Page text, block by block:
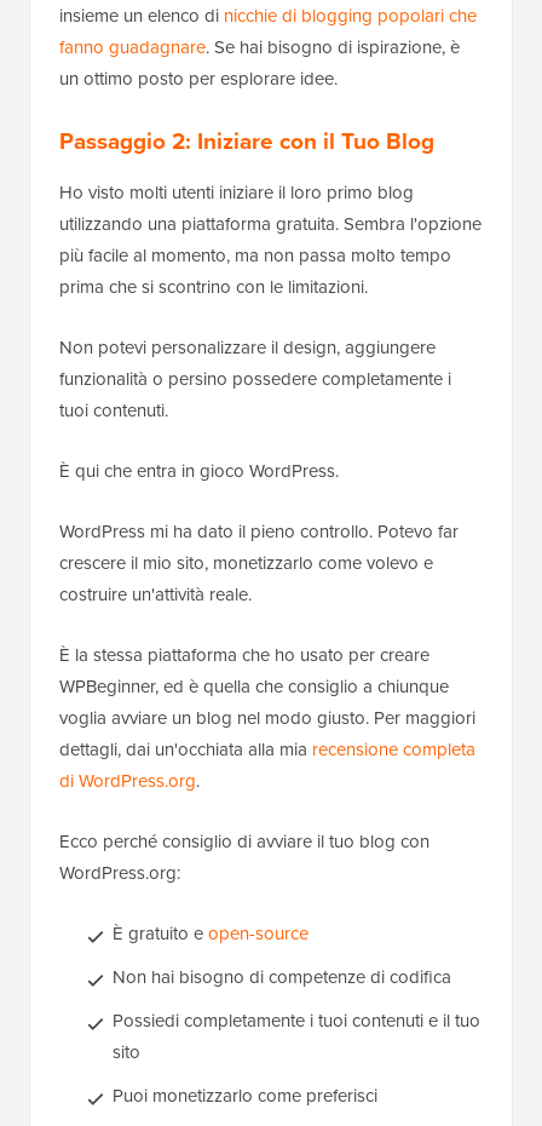
insieme un elenco di nicchie di blogging popolari che
fanno guadagnare. Se hai bisogno di ispirazione, è
un ottimo posto per esplorare idee.
Passaggio 2: Iniziare con il Tuo Blog
Ho visto molti utenti iniziare il loro primo blog
utilizzando una piattaforma gratuita. Sembra l'opzione
più facile al momento, ma non passa molto tempo
prima che si scontrino con le limitazioni.
Non potevi personalizzare il design, aggiungere
funzionalità o persino possedere completamente i
tuoi contenuti.
È qui che entra in gioco WordPress.
WordPress mi ha dato il pieno controllo. Potevo far
crescere il mio sito, monetizzarlo come volevo e
costruire un'attività reale.
È la stessa piattaforma che ho usato per creare
WPBeginner, ed è quella che consiglio a chiunque
voglia avviare un blog nel modo giusto. Per maggiori
dettagli, dai un'occhiata alla mia recensione completa
di WordPress.org.
Ecco perché consiglio di avviare il tuo blog con
WordPress.org:
È gratuito eopen-source
Non hai bisogno di competenze di codifica
Possiedi completamente i tuoi contenuti e il tuo
sito
Puoi monetizzarlo come preferisci